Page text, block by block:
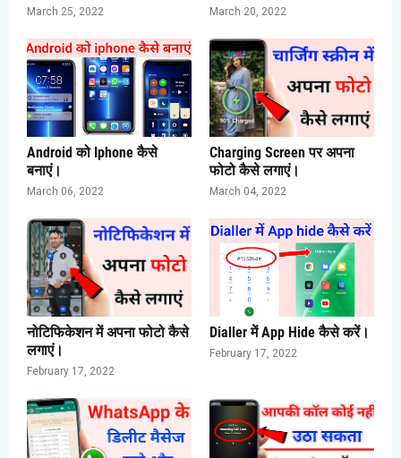
March 25, 2022 March 20, 2022
Android को Iphone कैसे
बनाएं।
March 06, 2022
Charging Screen पर अपना
फोटो कैसे लगाएं।
March 04, 2022
नोटिफिकेशन में अपना फोटो कैसे
लगाएं।
February 17, 2022
Dialler में App Hide कैसे करें।
February 17, 2022